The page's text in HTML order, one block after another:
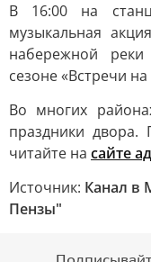
В 16:00 на
музыкальная
набережной
сезоне «Встречи на
Во многих
праздники двора.
читайте на сайте
Источник: Канал в
Пензы"